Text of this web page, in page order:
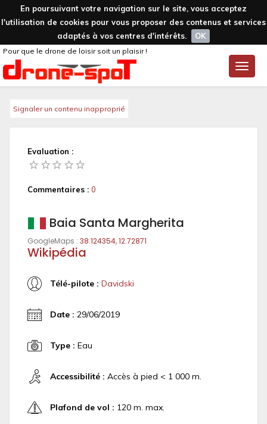
En poursuivant votre navigation sur le site, vous acceptez
l'utilisation de cookies pour vous proposer des contenus et services
adaptés à vos centres d'intérêts.
OK
Toggle
Pour que le drone de loisir soit un plaisir !
Signaler un contenu inapproprié
Evaluation :
Commentaires : 0
Baia Santa Margherita
GoogleMaps : 38.124354, 12.72871
Wikipédia
Télé-pilote : Davidski
Date : 29/06/2019
Type : Eau
Accessibilité : Accès à pied < 1 000 m.
Plafond de vol : 120 m. max.